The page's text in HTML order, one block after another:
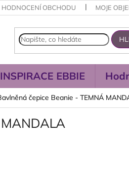
HODNOCENÍ OBCHODU MOJE
INSPIRACE EBBIE
čepice Beanie - TEMNÁ